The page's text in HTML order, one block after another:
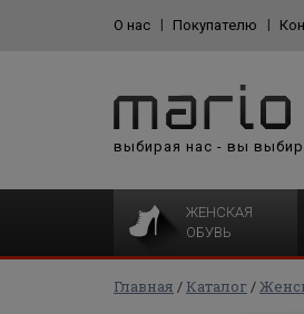
О нас Покупателю
выбирая нас - вы
ЖЕНСКАЯ
ОБУВЬ
Главная Каталог